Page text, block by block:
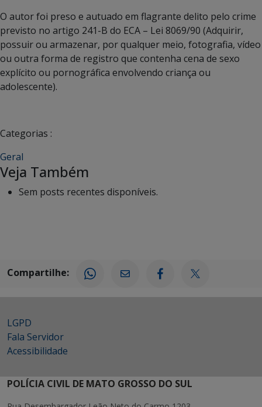
O autor foi preso e autuado em flagrante delito pelo crime
previsto no artigo 241-B do ECA – Lei 8069/90 (Adquirir,
possuir ou armazenar, por qualquer meio, fotografia, vídeo
ou outra forma de registro que contenha cena de sexo
explícito ou pornográfica envolvendo criança ou
adolescente).
Categorias :
Geral
Veja Também
Sem posts recentes disponíveis.
Compartilhe:
LGPD
Fala Servidor
Acessibilidade
POLÍCIA CIVIL DE MATO GROSSO DO SUL